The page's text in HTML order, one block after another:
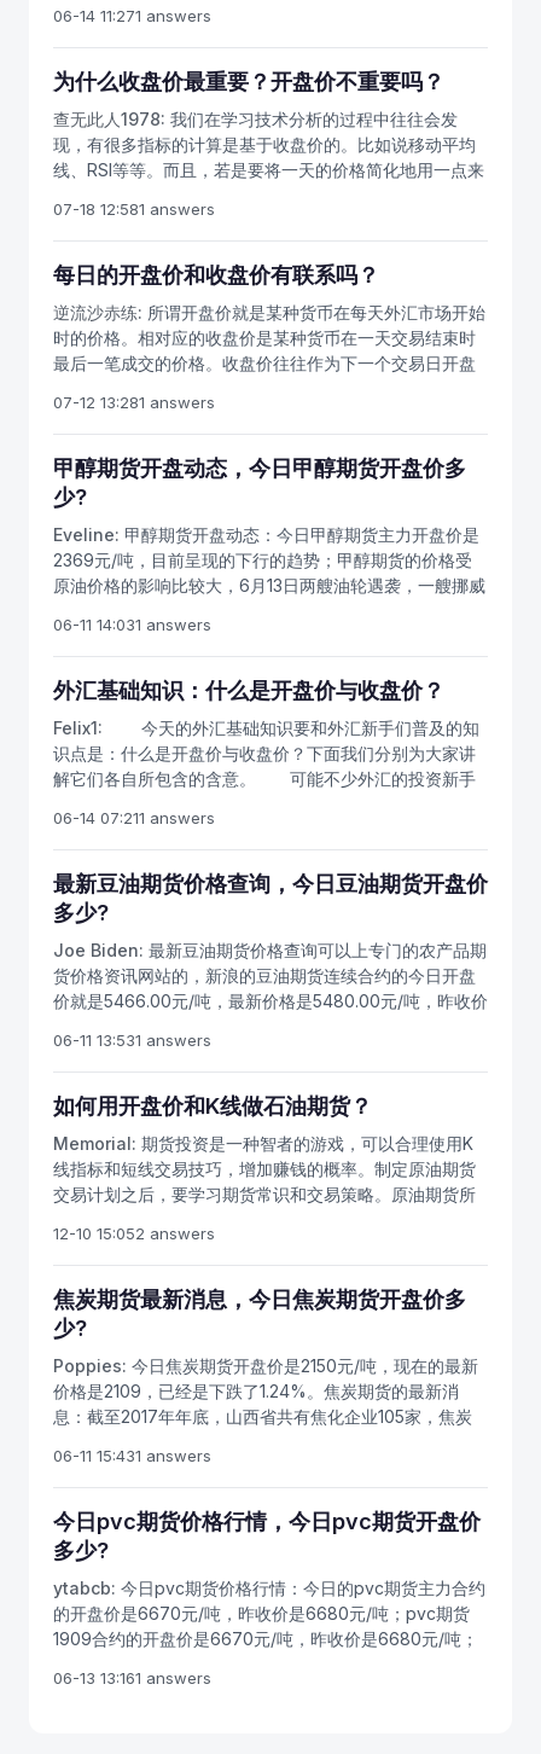
单跟进。如果此手法胜算很高，止损很小。至于能抓到多
少后面的行情，就看行情发展及个人修为了。是跳空低
开，价格向下走，立刻开空单跟进。如果原油期货高开低
走或低开高走停止开仓从新评估行情后决定是否开仓。3，
原油期货止损设置在开盘价，如果价格回到开盘价，立刻
止损。等待此手法胜算很高，止损很小。至于能抓到多少
开盘价一侧再次跟进。如果迟迟不回，取消开仓计划，重
新评估行情或转为正常日内思维。如今原油期货上市临
近，原油期货和商品期货关系密切，投资者可以提前办理
原油期货开户或者商品期货开户，熟悉期货交易流程和操
作技巧。原油期货上市后，投资者一定要重视顺应趋势行
是免费的，要提前办理。尤其是在某些“转折市”，即一个
大行情的浪“顶”或“底”，有时会出现“单日转向”的现象。而
这些“单日转向”的特征，往往正是跳空开高，向上冲一
冲，出一条“上影线”，然后下跌收低，拉出一很长黑，成
为由升势变为跌势的转折点；或者跳空开低，向下压一
压，出现一条“下影线”，然后上扬收高，拉出一很长红，
成为由跃势变为升势的转折点。在这些情况下，贸贸然见
间不同市场的互动关系，才能正确评估开盘价对后市的影
响。
大钱，甚至做的好可以做到长期持续盈利。对于一些资金
根据实盘行情走势，制定完善的交易计划，小资金试水，
测试期货趋势的方向，盈利之后可以适当加仓，亏损之后
要及时平仓，然而期货交易亏损不可避免，因此要及时总
结经验，了解亏损的原因和应对措施。散户爆仓的或者大
作，而且一般亏损了隔夜，亏多了就死扛，本来打算短线
玩玩的变成长线持有，从主力合约一直扛到邻近交割，最
后黯然出局；或者频繁交易，小赚大赔。原油期货开户免
费，怎么炒石油期货？先要弄懂自己是做长线还是短线，
结合盘面和技术指标来分析买卖时机，客户中做长线的很
少是一直持有赚钱的单，一般都是一直持有亏钱的单居
多，也就是说其实是被动的长线。
第二天就会走出个大行情，可以结合技术指标进一步分
析。
06-14 11:271 answers
为什么收盘价最重要？开盘价不重要吗？
查无此人1978: 我们在学习技术分析的过程中往往会发
现，有很多指标的计算是基于收盘价的。比如说移动平均
线、RSI等等。而且，若是要将一天的价格简化地用一点来
价。为什么收盘价就那么重要呢？收盘价其实是市场对价
格的共同判断，也是市场参与者的心理共识。我们在交易
软件中所看到的价格，其实是来自买卖双方共同决策、共
身就是一种具有价值的商品。在现实生活中，买家和卖家
会就石油的价格进行讨论、议价、压价、抬价，而在金融
市场内，买卖双方也在通过买进、卖出来影响市场的价
格。现实世界中标的物的价格变动与金融市场中合约价格
处，但那是没有经过议价和买卖的。最高价与最低价算是
当天价格的极限，这并不是一个常态，在最高价和最低价
进行交易的人也不算是最多的。我们也以现实世界来举
例，比如石油的价格本来在每单位一百元，但是在某处地
方，有的人因为特别懂得石油营销，而做了一笔一单位两
百元的成交。这就是极端高价的情况。这种情况存在，但
是不普遍。只有收盘价这种市场全员参与的议价和博弈，
才是最普遍、最真实的情况。因此，各种各样的技术分析
基本上都是以收盘价来计算的。当然，如果投资者愿意的
话，也是可以通过改变程序来计算开盘价、最高价、最低
价的移动平均线或者其他的数值。不过其实用处最大的还
是收盘价所计算出来的结果。
07-18 12:581 answers
每日的开盘价和收盘价有联系吗？
逆流沙赤练: 所谓开盘价就是某种货币在每天外汇市场开始
时的价格。相对应的收盘价是某种货币在一天交易结束时
最后一笔成交的价格。收盘价往往作为下一个交易日开盘
盘价入手分析外汇行情无疑是一个不错的选择。分析开盘
价通过对日线，周线，月线图分析可得，开盘价往往是对
之前市场运行趋势的继续。如果开盘价平开，低开，高开
和外汇市场的运行趋势相结合，若在上升趋势，开盘价高
开必是向上跳空缺口的先决条件，而牛市特征的开端往往
是周线出现向上的跳空缺口。日线跳空缺口有三种：衰竭
性缺口，突破性缺口，中继性缺口，这几种缺口都可以对
判断未来市场方向提供信息。反之，如果汇价下降，形成
向下跳空缺口的先决条件是开盘价低开，而熊市的特点开
就会出现收盘价，看盘应该将运行趋势和收盘价的高低相
结合一起，这样盘面会更加的清楚。如果在汇价上升的趋
势中，收盘价格在30，20，10，5日均线系统之上，则证
明市场在上升趋势，市场将处于强势运行，这样运行趋势
形成的初期大胆的入市，持有将是增值的希望飙高。反
之，如果收盘价位于5、10、20、30日均线系统之下，表
明市场处于下降趋势，市场处于弱势运行。
07-12 13:281 answers
甲醇期货开盘动态，今日甲醇期货开盘价多
少?
Eveline: 甲醇期货开盘动态：今日甲醇期货主力开盘价是
2369元/吨，目前呈现的下行的趋势；甲醇期货的价格受
原油价格的影响比较大，6月13日两艘油轮遇袭，一艘挪威
曼湾海域，油轮遇袭事件直接带动国际油价的上涨，因此
甲醇期货价格就下行了。
06-11 14:031 answers
外汇基础知识：什么是开盘价与收盘价？
Felix1: 今天的外汇基础知识要和外汇新手们普及的知
识点是：什么是开盘价与收盘价？下面我们分别为大家讲
解它们各自所包含的含意。 可能不少外汇的投资新手
术含量在里面啊！有没有含金量，我们往下看： 1、开
盘价 所谓开盘价又称开市价，是指某种货币在每个交
易日开市后的第一笔买卖成交价格。世界上大多数金融交
易所都采用成交额最大原则来确定开盘价。 如何看开
盘价： 在月线、周线、日线图上，开盘价是对上一时
间单位市场运行趋势的延续。把开盘价高开、低开、平开
与市场的运行趋势结合在一起，在上升趋势中，开盘价高
开是形成向上跳空缺口的先决条件，往往周线出现向上的
跳空缺口是牛市特征的开端。日线跳空缺口往往会有三
中，开盘价低开是形成向下跳空缺口的先决条件，往往周
线出现向下的跳空缺口是熊市特征的开端，而这种缺口出
现在高位更应提高警惕。 2、收盘价 收盘价是指某
种货币一天交易活动结束前最后一笔交易的成交价格。如
当日没有成交，则采用最近一次的成交价格作为收盘价，
因为收盘价是当日行情的标准，又是下一个交易日开盘价
的依据，可据以预测未来市场行情；所以投资者对行情分
析时，一般采用收盘价作为计算依据。 如何看收盘
价： 收盘价是多空双方在时间单位上争斗的结果，收
盘价的高低与运行趋势结合在一起看盘，将使盘面更加清
晰。在上升趋势中，收盘价位于5、10、20、30日均线系
统之上，表明市场处于上升趋势，市场处于强势运行，在
这种运行趋势形成的初期就大胆介入市场，持有将使增值
统之下，表明市场处于下降趋势，市场处于弱势运行。
现在投资者明白开盘价和收盘价并不是单单的价格那么简
单了吧，它们是可以用来预测未来市场行情的，并为投资
者提供交易参考。
06-14 07:211 answers
最新豆油期货价格查询，今日豆油期货开盘价
多少?
Joe Biden: 最新豆油期货价格查询可以上专门的农产品期
货价格资讯网站的，新浪的豆油期货连续合约的今日开盘
价就是5466.00元/吨，最新价格是5480.00元/吨，昨收价
软而堆高，国内外豆油供应压力俱存，现在的价格趋势稍
显震荡。
06-11 13:531 answers
如何用开盘价和K线做石油期货？
Memorial: 期货投资是一种智者的游戏，可以合理使用K
线指标和短线交易技巧，增加赚钱的概率。制定原油期货
交易计划之后，要学习期货常识和交易策略。原油期货所
户流程就是：选择期货公司——开通期货账户——下载交
易软件——入金开始投资。本文来简单介绍一些期货相关
知识，相信做过期货的人都听过长线是金短线是银这句
话。长线固然能赚打钱却难把握，短线虽然难赚大钱，却
难亏打钱，甚至做的好可以做到长期持续盈利。我们要提
前办理期货账户，可以先通过模拟软件练手，熟练后再正
式入金交易，对我们的原油期货投资有所帮助。能够在期
货市场挥洒自如、游刃有余是需要有极高的操作技巧和心
理素质要求的。根据期货实战的情况可知，客户盈亏和爆
扛，本来打算短线玩玩的变成长线持有，从主力合约一直
扛到邻近交割，最后黯然出局。做原油期货一定要警惕满
是一直持有赚钱的单，一般都是一直持有亏钱的单居多，
也就是说其实是被动的长线。
12-10 15:052 answers
焦炭期货最新消息，今日焦炭期货开盘价多
少?
Poppies: 今日焦炭期货开盘价是2150元/吨，现在的最新
价格是2109，已经是下跌了1.24%。焦炭期货的最新消
息：截至2017年年底，山西省共有焦化企业105家，焦炭
家，企业规模增加9家，焦炭产能增至13842万吨，产能规
模增长9.9%。
06-11 15:431 answers
今日pvc期货价格行情，今日pvc期货开盘价
多少?
ytabcb: 今日pvc期货价格行情：今日的pvc期货主力合约
的开盘价是6670元/吨，昨收价是6680元/吨；pvc期货
1909合约的开盘价是6670元/吨，昨收价是6680元/吨；
元/吨；pvc期货2005合约的开盘价是6395元/吨，昨收价
06-13 13:161 answers